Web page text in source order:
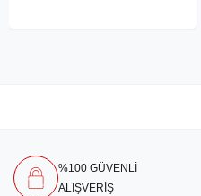
%100 GÜVENLİ
ALIŞVERİŞ